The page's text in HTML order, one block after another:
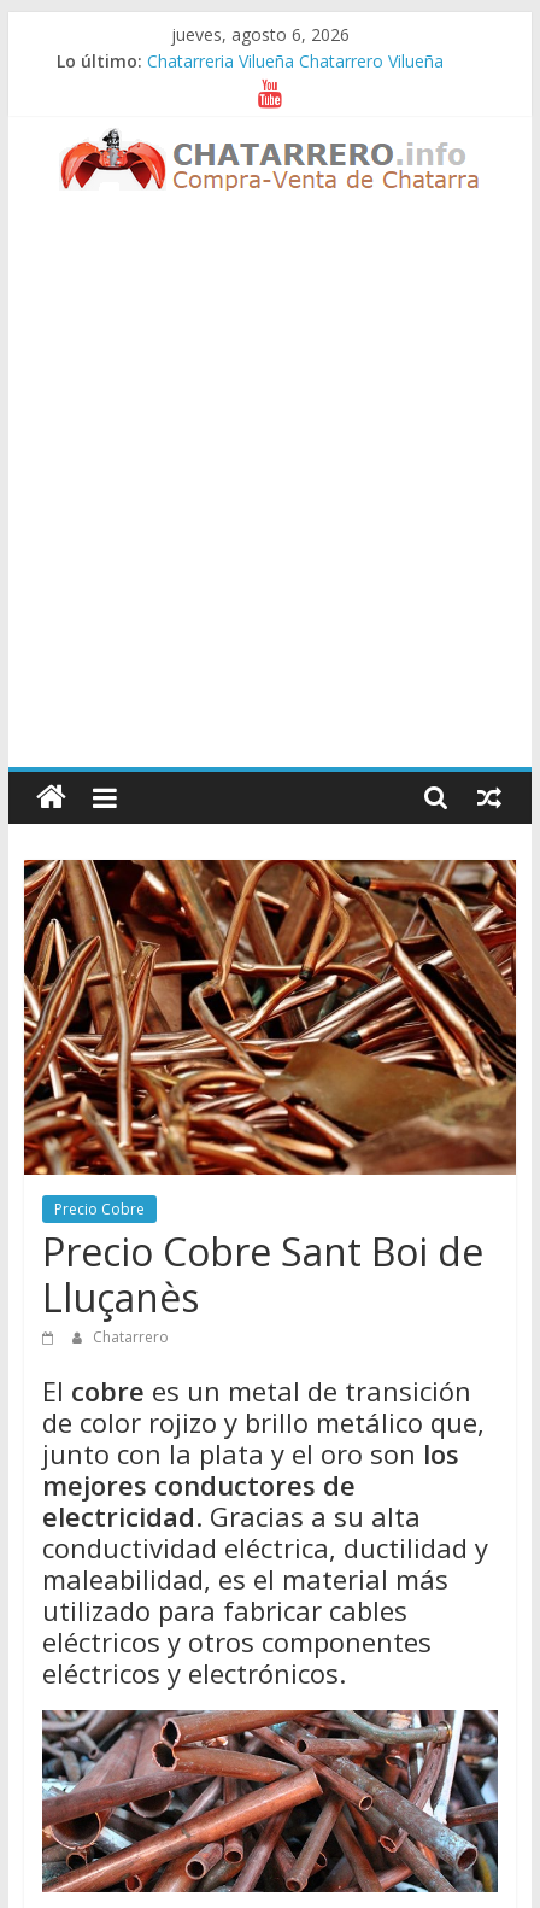
jueves, agosto 6, 2026
Lo último: Chatarreria Vilueña Chatarrero Vilueña
Chatarreria Zuera Chatarrero Zuera
Chatarreria Zaragoza Chatarrero Zaragoza
Chatarreria Zaida Chatarrero Zaida
Chatarreria Vistabella Chatarrero Vistabella
Chatarreros
–
Precio
de
Chatarra
Directorio
de
Chatarreros
vender
Chatarra
Precio Cobre
Precio Cobre Sant Boi de
Lluçanès
Chatarrero
El cobre es un metal de transición
de color rojizo y brillo metálico que,
junto con la plata y el oro son los
mejores conductores de
electricidad. Gracias a su alta
conductividad eléctrica, ductilidad y
maleabilidad, es el material más
utilizado para fabricar cables
eléctricos y otros componentes
eléctricos y electrónicos.